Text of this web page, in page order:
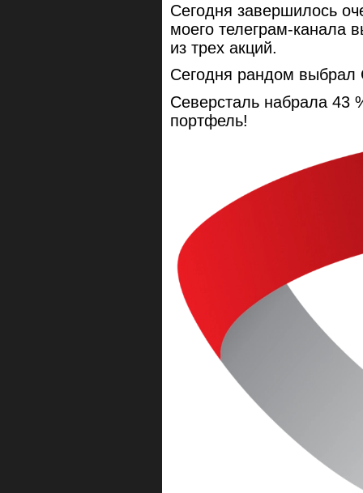
Сегодня завершилось
моего телеграм-канала
из трех акций.
Сегодня рандом
Северсталь набрала 43
портфель!